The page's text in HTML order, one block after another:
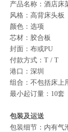
产品名称：酒店床
风格：高背床头板
颜色：选项
芯材：胶合板
封面：布或PU
付款方式：T / T
港口：深圳
组合：不包括床上
最小起订量：10套
包装及运送
包装细节：内有气